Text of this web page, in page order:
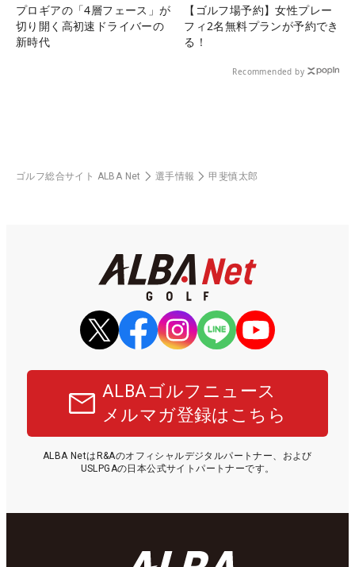
プロギアの「4層フェース」が
切り開く高初速ドライバーの
新時代
【ゴルフ場予約】女性プレー
フィ2名無料プランが予約でき
る！
Recommended by
ゴルフ総合サイト ALBA Net 選手情報 甲斐慎太郎
ALBAゴルフニュース
メルマガ登録はこちら
ALBA NetはR&Aのオフィシャルデジタルパートナー、および
USLPGAの日本公式サイトパートナーです。